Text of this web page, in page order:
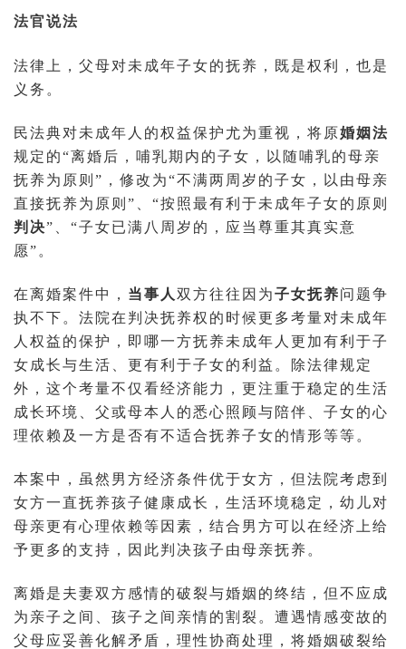
法官说法
法律上，父母对未成年子女的抚养，既是权利，也是
义务。
民法典对未成年人的权益保护尤为重视，将原婚姻法
规定的“离婚后，哺乳期内的子女，以随哺乳的母亲
抚养为原则”，修改为“不满两周岁的子女，以由母亲
直接抚养为原则”、“按照最有利于未成年子女的原则
判决”、“子女已满八周岁的，应当尊重其真实意
愿”。
在离婚案件中， 当事人双方往往因为子女抚养问题争
执不下。法院在判决抚养权的时候更多考量对未成年
人权益的保护，即哪一方抚养未成年人更加有利于子
女成长与生活、更有利于子女的利益。除法律规定
外，这个考量不仅看经济能力，更注重于稳定的生活
成长环境、父或母本人的悉心照顾与陪伴、子女的心
理依赖及一方是否有不适合抚养子女的情形等等。
本案中，虽然男方经济条件优于女方，但法院考虑到
女方一直抚养孩子健康成长，生活环境稳定，幼儿对
母亲更有心理依赖等因素，结合男方可以在经济上给
予更多的支持，因此判决孩子由母亲抚养。
离婚是夫妻双方感情的破裂与婚姻的终结，但不应成
为亲子之间、孩子之间亲情的割裂。遭遇情感变故的
父母应妥善化解矛盾，理性协商处理，将婚姻破裂给